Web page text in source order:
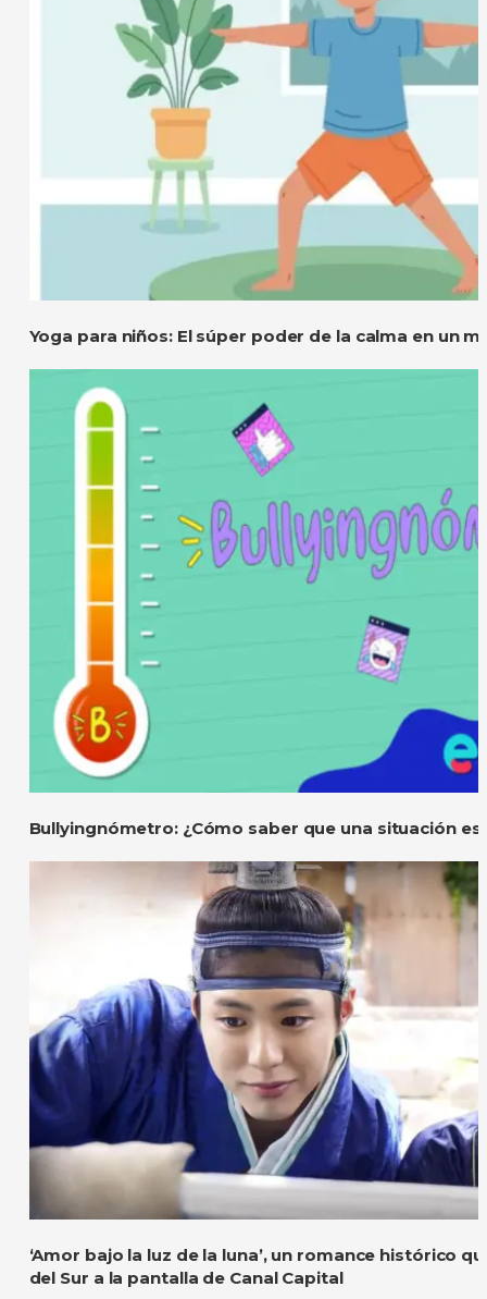
Yoga para niños: El súper poder de la calma en un
Bullyingnómetro: ¿Cómo saber que una situación es
‘Amor bajo la luz de la luna’, un romance histórico
del Sur a la pantalla de Canal Capital